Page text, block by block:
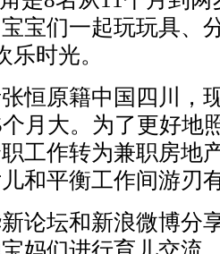
宝们一起玩玩具、
时光。
原籍中国四川，
月大。为了更好地
工作转为兼职房地
和平衡工作间游刃
坛和新浪微博分